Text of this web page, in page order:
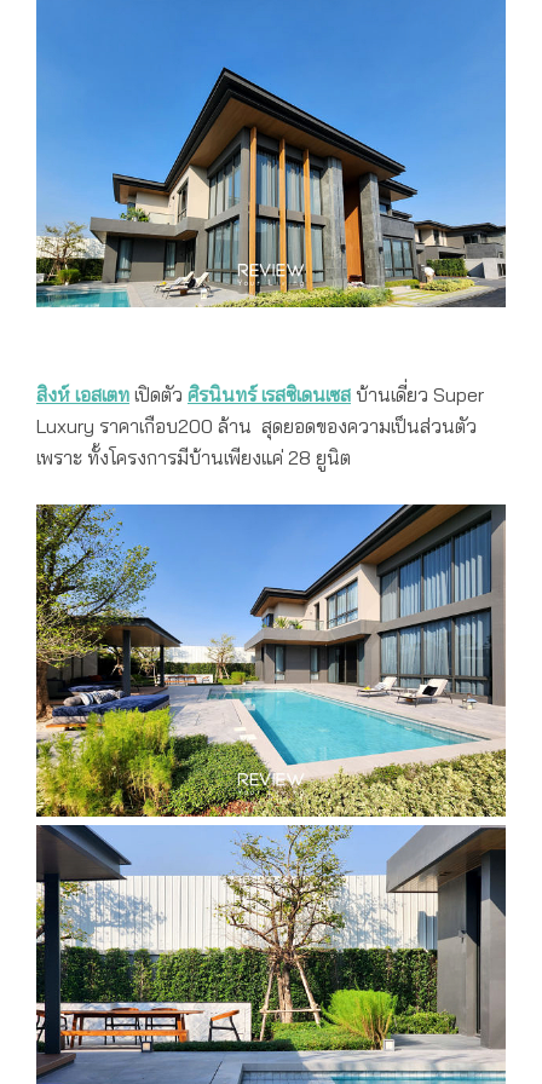
สิงห์ เอสเตท เปิดตัว ศิรนินทร์ เรสซิเดนเซส บ้านเดี่ยว Super
Luxury ราคาเกือบ200 ล้าน สุดยอดของความเป็นส่วนตัว
เพราะ ทั้งโครงการมีบ้านเพียงแค่ 28 ยูนิต